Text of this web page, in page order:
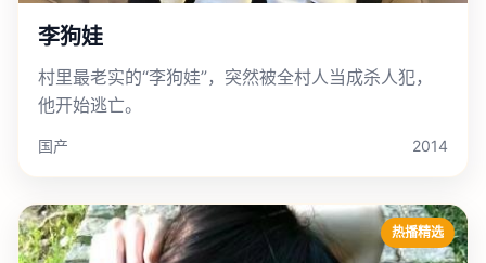
李狗娃
村里最老实的“李狗娃”，突然被全村人当成杀人犯，
他开始逃亡。
国产 2014
热播精选